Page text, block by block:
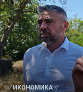
ИКОНОМИКА